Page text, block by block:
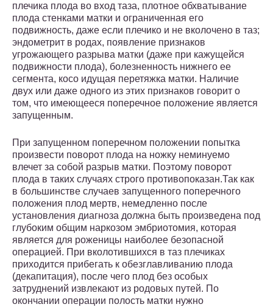
плечика плода во вход таза, плотное обхватывание
плода стенками матки и ограниченная его
подвижность, даже если плечико и не вколочено в таз;
эндометрит в родах, появление признаков
угрожающего разрыва матки (даже при кажущейся
подвижности плода), болезненность нижнего ее
сегмента, косо идущая перетяжка матки. Наличие
двух или даже одного из этих признаков говорит о
том, что имеющееся поперечное положение является
запущенным.
При запущенном поперечном положении попытка
произвести поворот плода на ножку неминуемо
влечет за собой разрыв матки. Поэтому поворот
плода в таких случаях строго противопоказан.Так как
в большинстве случаев запущенного поперечного
положения плод мертв, немедленно после
установления диагноза должна быть произведена под
глубоким общим наркозом эмбриотомия, которая
является для роженицы наиболее безопасной
операцией. При вколотившихся в таз плечиках
приходится прибегать к обезглавливанию плода
(декапитация), после чего плод без особых
затруднений извлекают из родовых путей. По
окончании операции полость матки нужно